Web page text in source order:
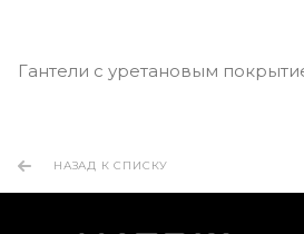
Гантели с уретановым
НАЗАД К СПИСКУ